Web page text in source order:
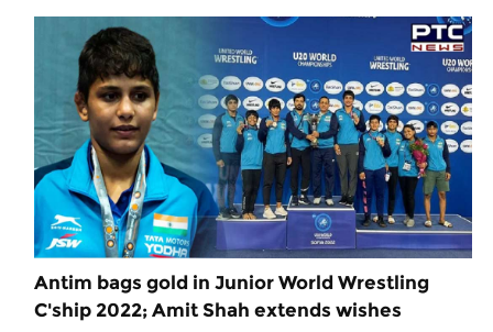
Antim bags gold in Junior World Wrestling
C'ship 2022; Amit Shah extends wishes